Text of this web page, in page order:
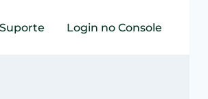
Suporte Login no Console